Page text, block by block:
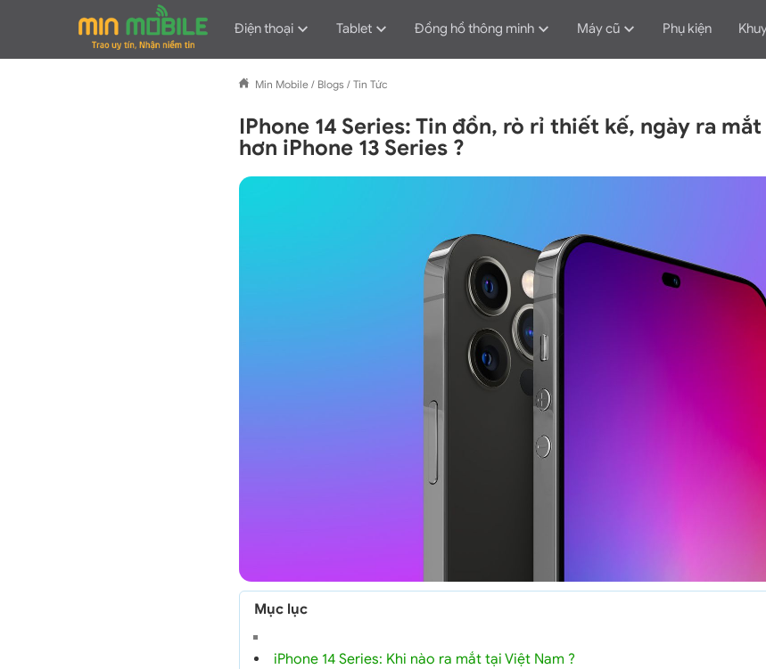
Điện thoại Tablet Đồng hồ thông minh Máy cũ Phụ kiện
Min Mobile / Blogs / Tin Tức
IPhone 14 Series: Tin đồn, rò rỉ thiết kế, ngày ra
hơn iPhone 13 Series ?
Mục lục
iPhone 14 Series: Khi nào ra mắt tại Việt Nam ?